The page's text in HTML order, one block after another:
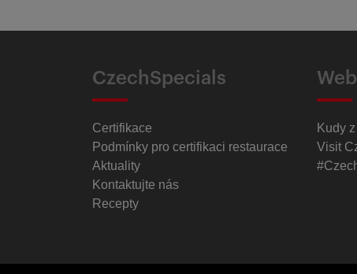
CzechSpecials
Certifikace
Podmínky pro certifikaci restaurace
Aktuality
Kontaktujte nás
Recepty
Kudy
Visit